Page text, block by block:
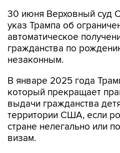
30 июня Верховный суд
указ Трампа об
автоматическое
гражданства по
незаконным.
В январе 2025 года
который прекращает
выдачи гражданства
территории США, если
стране нелегально или
визам.